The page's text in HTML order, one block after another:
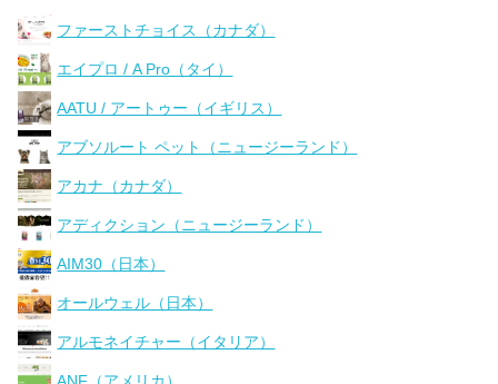
ファーストチョイス（カナダ）
エイプロ / A Pro（タイ）
AATU / アートゥー（イギリス）
アブソルート ペット（ニュージーランド）
アカナ（カナダ）
アディクション（ニュージーランド）
AIM30（日本）
オールウェル（日本）
アルモネイチャー（イタリア）
ANF（アメリカ）